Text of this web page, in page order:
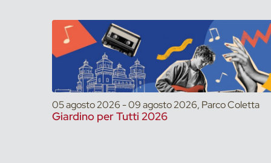
05 agosto 2026 - 09 agosto 2026, Parco Coletta
Giardino per Tutti 2026